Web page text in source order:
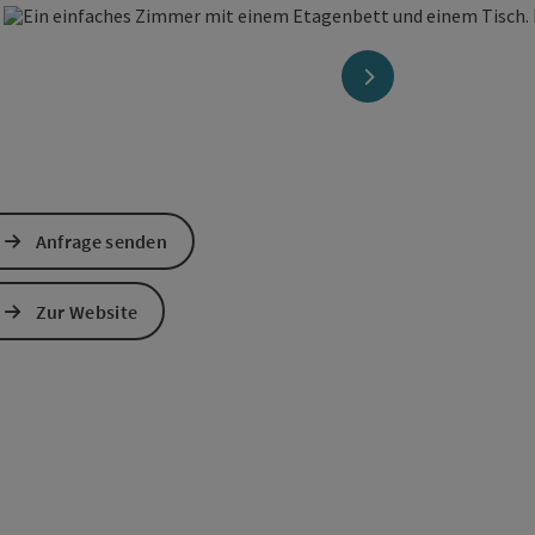
öffnen
nächstes Element
Anfrage senden
Zur Website